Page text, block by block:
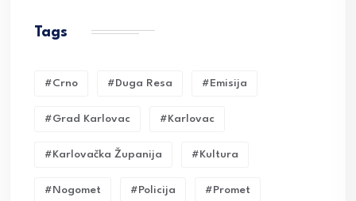
Tags
#crno #duga Resa #emisija
#grad Karlovac #karlovac
#karlovačka Županija #kultura
#nogomet #policija #promet